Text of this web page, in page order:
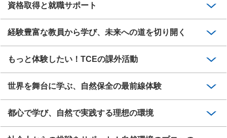
資格取得と就職サポート
経験豊富な教員から学び、未来への道を切り開く
もっと体験したい！TCEの課外活動
世界を舞台に学ぶ、自然保全の最前線体験
都心で学び、自然で実践する理想の環境